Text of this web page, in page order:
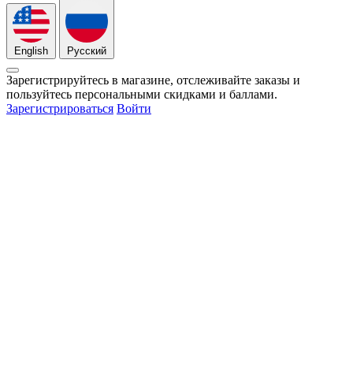
English Русский
Зарегистрируйтесь в магазине, отслеживайте заказы и
пользуйтесь персональными скидками и баллами.
Зарегистрироваться Войти